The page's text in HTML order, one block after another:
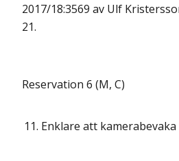
2017/18:3569 av Ulf
21.
Reservation 6 (M, C)
11. Enklare att